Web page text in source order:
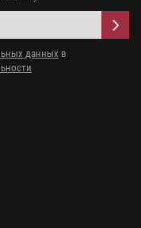
данных в